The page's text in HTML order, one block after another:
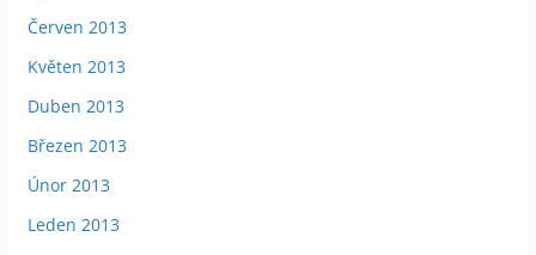
Červen 2013
Květen 2013
Duben 2013
Březen 2013
Únor 2013
Leden 2013